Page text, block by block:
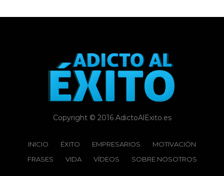
Copyright © 2016 AdictoAlExito.es
INICIO ÉXITO‬ EMPRESARIOS
MOTIVACIÓN
FRASES
VIDA VÍDEOS SOBRE NOSOTROS